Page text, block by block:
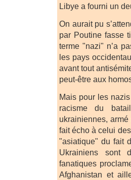
Libye a fourni un
On aurait pu
par Poutine fasse
terme "nazi" n’a
les pays
avant tout
peut-être aux
Mais pour les
racisme du
ukrainiennes,
fait écho à celui
"asiatique" du fait
Ukrainiens sont
fanatiques
Afghanistan et